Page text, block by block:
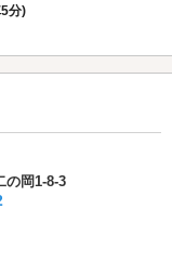
分)
の岡1-8-3